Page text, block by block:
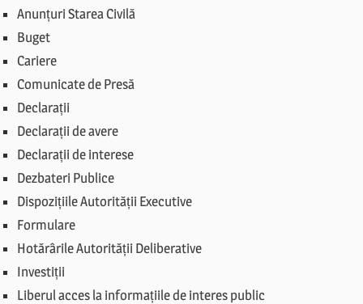
Anunțuri Starea Civilă
Buget
Cariere
Comunicate de Presă
Declarații
Declarații de avere
Declarații de interese
Dezbateri Publice
Dispozițiile Autorității Executive
Formulare
Hotărârile Autorității Deliberative
Investiții
Liberul acces la informațiile de interes public